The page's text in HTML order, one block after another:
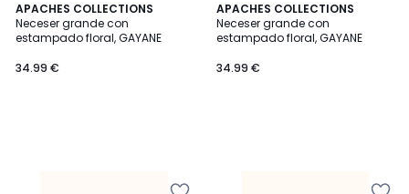
APACHES COLLECTIONS
Neceser grande con
estampado floral, GAYANE
34.99 €
APACHES COLLECTIONS
Neceser grande con
estampado floral, GAYANE
34.99 €